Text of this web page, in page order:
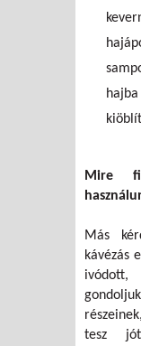
Mire
Más
kávézás
tesz